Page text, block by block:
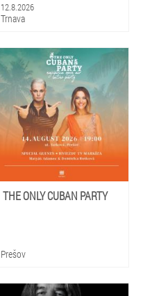
12.8.2026
Trnava
THE ONLY CUBAN PARTY
Prešov